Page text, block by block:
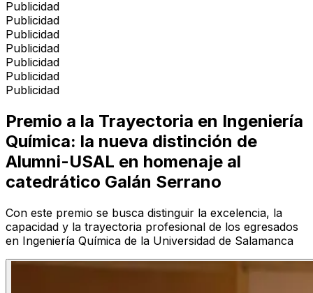
Publicidad
Publicidad
Publicidad
Publicidad
Publicidad
Publicidad
Publicidad
Premio a la Trayectoria en Ingeniería
Química: la nueva distinción de
Alumni-USAL en homenaje al
catedrático Galán Serrano
Con este premio se busca distinguir la excelencia, la
capacidad y la trayectoria profesional de los egresados
en Ingeniería Química de la Universidad de Salamanca